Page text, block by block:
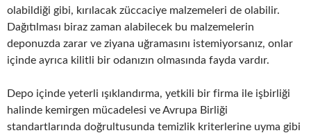
olabildiği gibi, kırılacak züccaciye malzemeleri de olabilir.
Dağıtılması biraz zaman alabilecek bu malzemelerin
deponuzda zarar ve ziyana uğramasını istemiyorsanız, onlar
içinde ayrıca kilitli bir odanızın olmasında fayda vardır.
Depo içinde yeterli ışıklandırma, yetkili bir firma ile işbirliği
halinde kemirgen mücadelesi ve Avrupa Birliği
standartlarında doğrultusunda temizlik kriterlerine uyma gibi